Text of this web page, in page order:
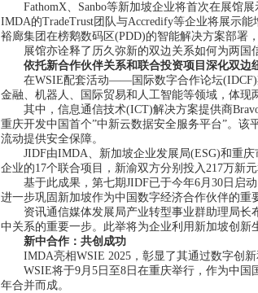
FathomX、Sanbo等新加坡企业将首次在展馆
IMDA的TradeTrust团队与Accredify等企业将展示
裕廊集团在榜鹅数码区(PDD)的智能解决方案部署
展馆亦诠释了历久弥新的双边关系如何为两国
依托新合作伙伴关系和联合投资项目深化双边
在WSIE配套活动——国际数字合作论坛
金融、机器人、国际贸易和人工智能等领域，体现
其中，信息通信技术(ICT)解决方案提供商
重庆开发中国首个”中新云数据安全服务平台”。
流动提供安全保障。
JIDF由IMDA、新加坡企业发展局(ESG)和重
企业的17个联合项目，新渝双方分别投入217万新元
基于此成果，第七期JIDF已于今年6月30日启
进一步巩固新加坡作为中国数字经济合作伙伴的重
资讯通信媒体发展局产业转型事业群助理局长
中关系的重要一步。此举将为企业利用新加坡创新
新中合作：共创成功
IMDA亮相WSIE 2025，彰显了其通过数字创
WSIE将于9月5日至8日在重庆举行，作为中
年合并而成。